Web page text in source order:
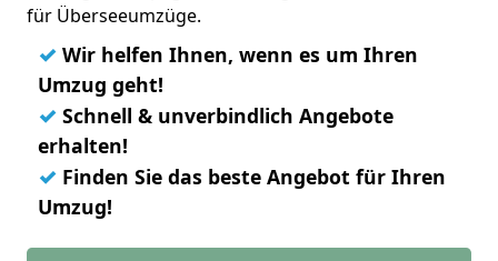
für Überseeumzüge.
✓ Wir helfen Ihnen, wenn es um Ihren
Umzug geht!
✓ Schnell & unverbindlich Angebote
erhalten!
✓ Finden Sie das beste Angebot für Ihren
Umzug!